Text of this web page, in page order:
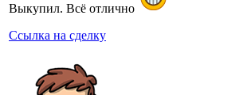
Выкупил. Всё отлично
Ссылка на сделку